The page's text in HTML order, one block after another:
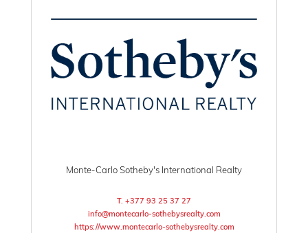
Monte-Carlo Sotheby's International Realty
T. +377 93 25 37 27
info@montecarlo-sothebysrealty.com
https://www.montecarlo-sothebysrealty.com